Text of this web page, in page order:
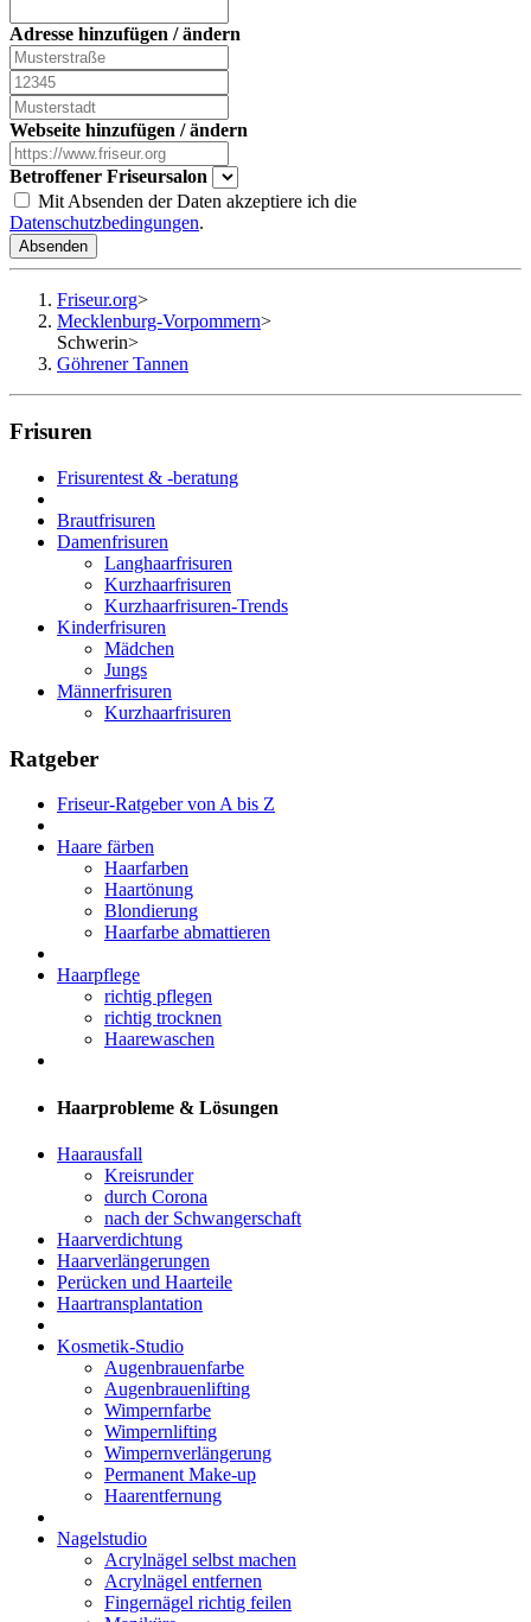
Adresse hinzufügen / ändern
Webseite hinzufügen / ändern
Betroffener Friseursalon
Mit Absenden der Daten akzeptiere ich die
Datenschutzbedingungen.
Absenden
Friseur.org>
Mecklenburg-Vorpommern>
Schwerin>
Göhrener Tannen
Frisuren
Frisurentest & -beratung
Brautfrisuren
Damenfrisuren
Langhaarfrisuren
Kurzhaarfrisuren
Kurzhaarfrisuren-Trends
Kinderfrisuren
Mädchen
Jungs
Männerfrisuren
Kurzhaarfrisuren
Ratgeber
Friseur-Ratgeber von A bis Z
Haare färben
Haarfarben
Haartönung
Blondierung
Haarfarbe abmattieren
Haarpflege
richtig pflegen
richtig trocknen
Haarewaschen
Haarprobleme & Lösungen
Haarausfall
Kreisrunder
durch Corona
nach der Schwangerschaft
Haarverdichtung
Haarverlängerungen
Perücken und Haarteile
Haartransplantation
Kosmetik-Studio
Augenbrauenfarbe
Augenbrauenlifting
Wimpernfarbe
Wimpernlifting
Wimpernverlängerung
Permanent Make-up
Haarentfernung
Nagelstudio
Acrylnägel selbst machen
Acrylnägel entfernen
Fingernägel richtig feilen